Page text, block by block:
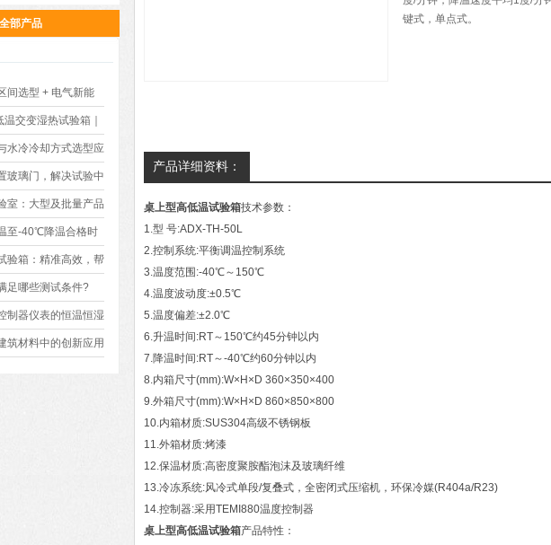
部产品
间选型 + 电气新能
交变湿热试验箱｜
水冷冷却方式选型应
玻璃门，解决试验中
室：大型及批量产品
至-40℃降温合格时
因素分析
验箱：精准高效，帮
足哪些测试条件?
制器仪表的恒温恒湿
筑材料中的创新应用
键式，单点式。
产品详细资料：
桌上型高低温试验箱技术参数：
1.型 号:ADX-TH-50L
2.控制系统:平衡调温控制系统
3.温度范围:-40℃～150℃
4.温度波动度:±0.5℃
5.温度偏差:±2.0℃
6.升温时间:RT～150℃约45分钟以内
7.降温时间:RT～-40℃约60分钟以内
8.内箱尺寸(mm):W×H×D 360×350×400
9.外箱尺寸(mm):W×H×D 860×850×800
10.内箱材质:SUS304高级不锈钢板
11.外箱材质:烤漆
12.保温材质:高密度聚胺酯泡沫及玻璃纤维
13.冷冻系统:风冷式单段/复叠式，全密闭式压缩机，环保冷媒(R404a/R23)
14.控制器:采用TEMI880温度控制器
桌上型高低温试验箱产品特性：